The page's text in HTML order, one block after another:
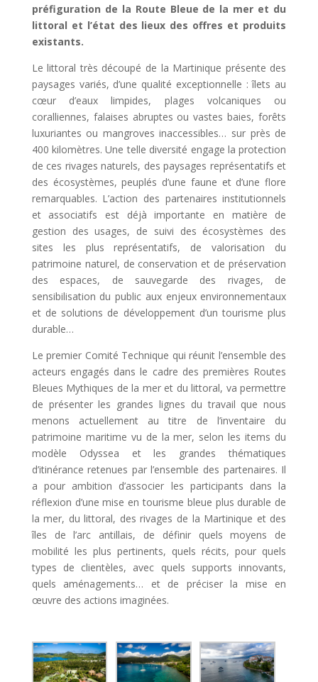
préfiguration de la Route Bleue de la mer et du
littoral et l’état des lieux des offres et produits
existants.
Le littoral très découpé de la Martinique présente des
paysages variés, d’une qualité exceptionnelle : îlets au
cœur d’eaux limpides, plages volcaniques ou
coralliennes, falaises abruptes ou vastes baies, forêts
luxuriantes ou mangroves inaccessibles… sur près de
400 kilomètres. Une telle diversité engage la protection
de ces rivages naturels, des paysages représentatifs et
des écosystèmes, peuplés d’une faune et d’une flore
remarquables. L’action des partenaires institutionnels
et associatifs est déjà importante en matière de
gestion des usages, de suivi des écosystèmes des
sites les plus représentatifs, de valorisation du
patrimoine naturel, de conservation et de préservation
des espaces, de sauvegarde des rivages, de
sensibilisation du public aux enjeux environnementaux
et de solutions de développement d’un tourisme plus
durable…
Le premier Comité Technique qui réunit l’ensemble des
acteurs engagés dans le cadre des premières Routes
Bleues Mythiques de la mer et du littoral, va permettre
de présenter les grandes lignes du travail que nous
menons actuellement au titre de l’inventaire du
patrimoine maritime vu de la mer, selon les items du
modèle Odyssea et les grandes thématiques
d’itinérance retenues par l’ensemble des partenaires. Il
a pour ambition d’associer les participants dans la
réflexion d’une mise en tourisme bleue plus durable de
la mer, du littoral, des rivages de la Martinique et des
îles de l’arc antillais, de définir quels moyens de
mobilité les plus pertinents, quels récits, pour quels
types de clientèles, avec quels supports innovants,
quels aménagements… et de préciser la mise en
œuvre des actions imaginées.